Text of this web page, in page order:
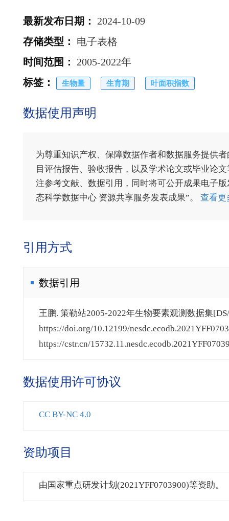
最新发布日期 ：
2024-10-09
存储类型 ：
电子表格
时间范围 ：
2005-2022年
标签 ： 生物量 生育期 叶面积指数
数据使用声明
为尊重知识产权、保障数据作者和数据服务提供
目评估报告、验收报告，以及学术论文或毕业论
注参考文献、数据引用，同时将可公开成果电子
态科学数据中心 资源共享服务发表成果”。 查看
引用方式
数据引用
王鹏. 策勒站2005-2022年生物要素观测数据集
https://doi.org/10.12199/
https://cstr.cn/
数据使用许可协议
CC BY-NC 4.0
资助项目
由国家重点研发计划(2021YFF0703900)等资助。